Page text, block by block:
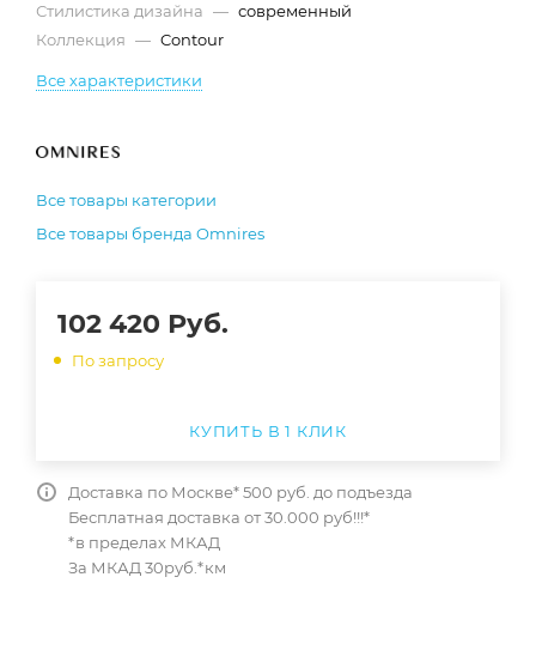
Стилистика дизайна — современный
Коллекция — Contour
Все характеристики
Все товары категории
Все товары бренда Omnires
102 420 Руб.
По запросу
КУПИТЬ В 1 КЛИК
Доставка по Москве* 500 руб. до подъезда
Бесплатная доставка от 30.000 руб!!!*
*в пределах МКАД
За МКАД 30руб.*км